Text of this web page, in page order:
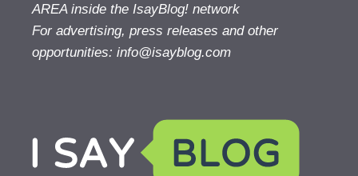
AREA inside the IsayBlog! network
For advertising, press releases and other
opportunities: info@isayblog.com